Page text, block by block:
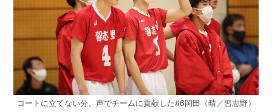
コートに立てない分、声でチームに貢献した#6岡田（晴／習志野）